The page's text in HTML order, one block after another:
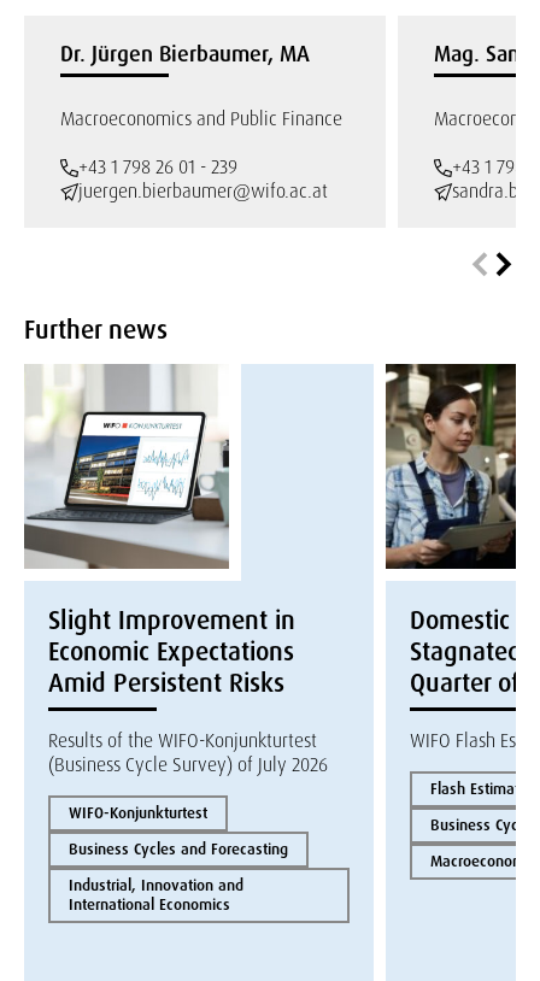
Dr. Jürgen Bierbaumer, MA
Macroeconomics and Public Finance
+43 1 798 26 01 - 239
juergen.bierbaumer@wifo.ac.at
Mag.
+43 1 798
Further news
Slight Improvement in
Economic Expectations
Amid Persistent Risks
Results of the WIFO-Konjunkturtest
(Business Cycle Survey) of July 2026
WIFO-Konjunkturtest
Business Cycles and Forecasting
Industrial, Innovation and
International Economics
Domestic
Stagnated
Quarter of
WIFO Flash
Flash Estimate
Business